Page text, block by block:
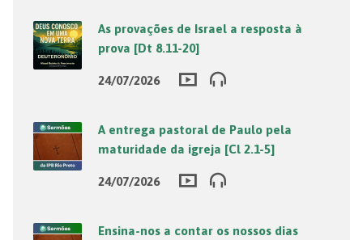
As provações de Israel a resposta à
prova [Dt 8.11-20]
24/07/2026
A entrega pastoral de Paulo pela
maturidade da igreja [Cl 2.1-5]
24/07/2026
Ensina-nos a contar os nossos dias